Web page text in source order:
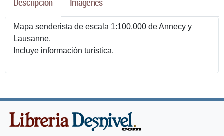
Mapa senderista de escala 1:100.000 de Annecy y
Lausanne.
Incluye información turística.